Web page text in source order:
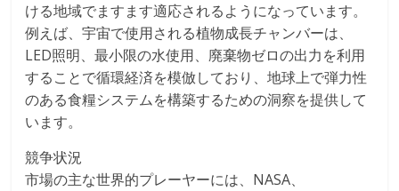
ける地域でますます適応されるようになっています。
例えば、宇宙で使用される植物成長チャンバーは、
LED照明、最小限の水使用、廃棄物ゼロの出力を利用
することで循環経済を模倣しており、地球上で弾力性
のある食糧システムを構築するための洞察を提供して
います。
競争状況
市場の主な世界的プレーヤーには、NASA、